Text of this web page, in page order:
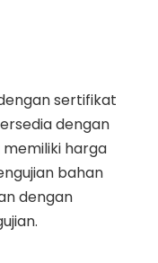
sertifikat
dengan
harga
bahan
dengan